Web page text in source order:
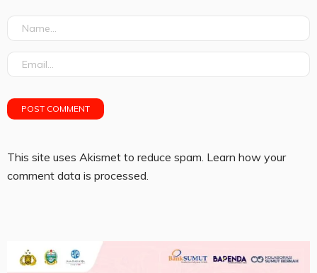
This site uses Akismet to reduce spam. Learn how your
comment data is processed.